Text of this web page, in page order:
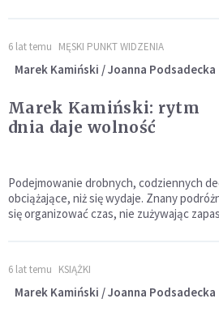
6 lat temu MĘSKI PUNKT WIDZENIA
Marek Kamiński / Joanna Podsadecka
Marek Kamiński: rytm
dnia daje wolność
Podejmowanie drobnych, codziennych
obciążające, niż się wydaje. Znany
się organizować czas, nie zużywając
6 lat temu KSIĄŻKI
Marek Kamiński / Joanna Podsadecka